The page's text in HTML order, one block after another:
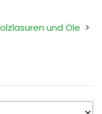
und Öle >